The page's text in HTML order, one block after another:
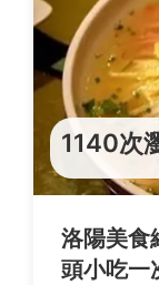
1140次
洛陽美食
頭小吃一